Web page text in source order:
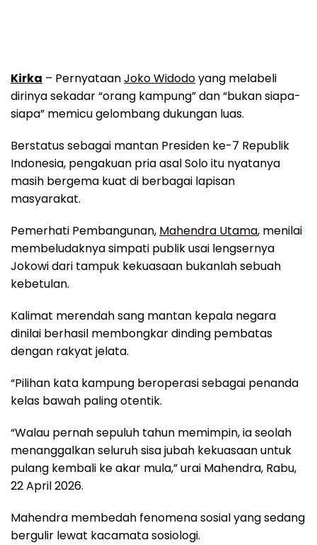
Kirka – PernyataanJoko Widodoyang melabeli
dirinya sekadar “orang kampung” dan “bukan siapa-
siapa” memicu gelombang dukungan luas.
Berstatus sebagai mantan Presiden ke-7 Republik
Indonesia, pengakuan pria asal Solo itu nyatanya
masih bergema kuat di berbagai lapisan
masyarakat.
Pemerhati Pembangunan, Mahendra Utama, menilai
membeludaknya simpati publik usai lengsernya
Jokowi dari tampuk kekuasaan bukanlah sebuah
kebetulan.
Kalimat merendah sang mantan kepala negara
dinilai berhasil membongkar dinding pembatas
dengan rakyat jelata.
“Pilihan kata kampung beroperasi sebagai penanda
kelas bawah paling otentik.
“Walau pernah sepuluh tahun memimpin, ia seolah
menanggalkan seluruh sisa jubah kekuasaan untuk
pulang kembali ke akar mula,” urai Mahendra, Rabu,
22 April 2026.
Mahendra membedah fenomena sosial yang sedang
bergulir lewat kacamata sosiologi.